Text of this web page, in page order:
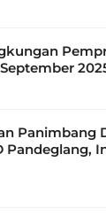
Panimbang
Pandeglang,